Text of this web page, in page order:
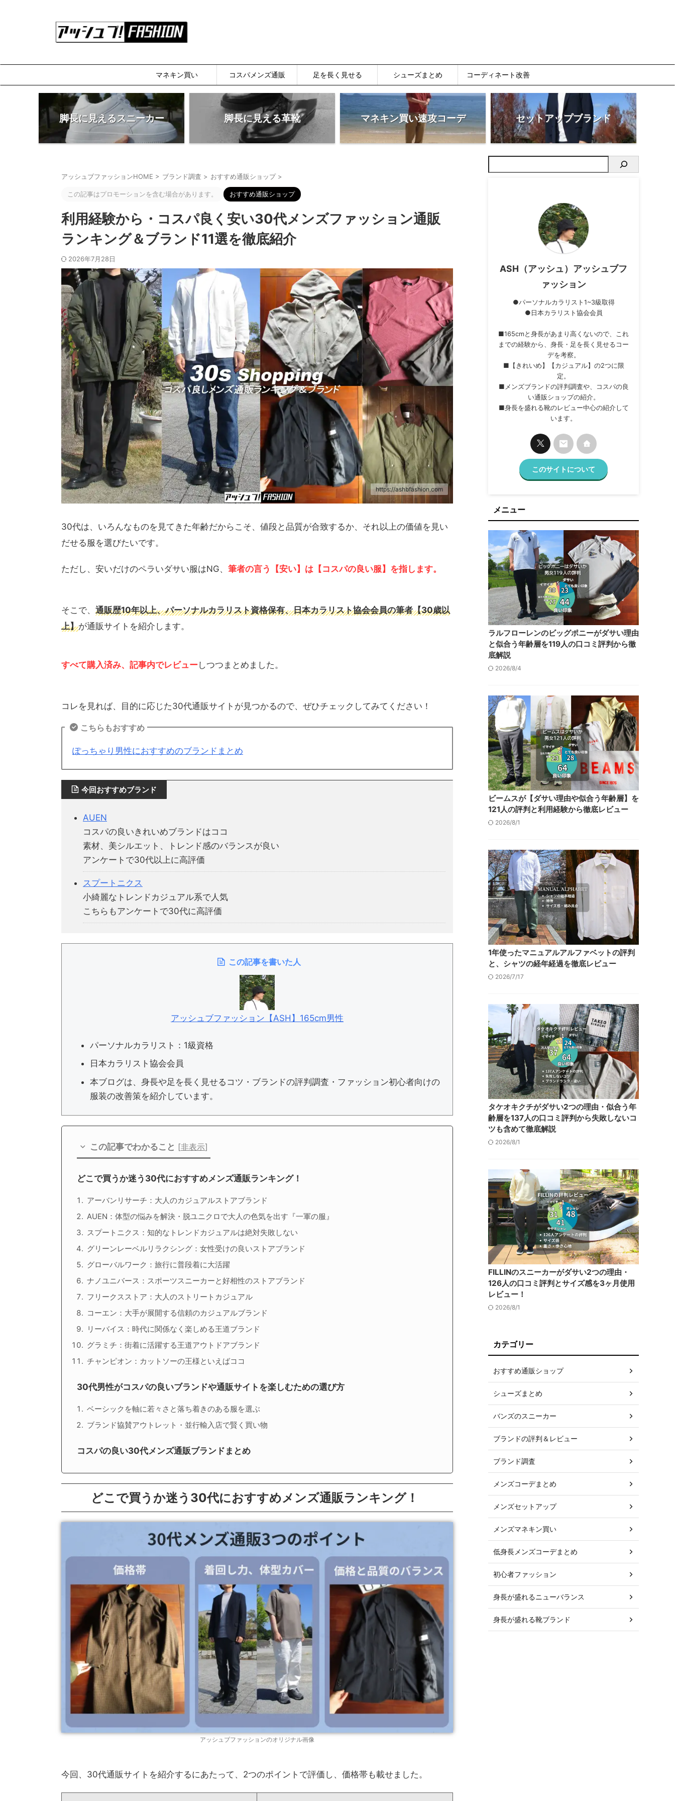
マネキン買い コスパメンズ通販 足を長く見せる シューズまとめ コーディネート改善
脚長に見えるスニーカー 脚長に見える革靴 マネキン買い速攻コーデ セットアップブランド
アッシュブファッションHOME > ブランド調査 > おすすめ通販ショップ >
この記事はプロモーションを含む場合があります。 おすすめ通販ショップ
利用経験から・コスパ良く安い30代メンズファッション通販
ランキング＆ブランド11選を徹底紹介
2026年7月28日
https://ashbfashion.com
30代は、いろんなものを見てきた年齢だからこそ、値段と品質が合致するか、それ以上の価値を見い
だせる服を選びたいです。
ただし、安いだけのペラいダサい服はNG、 筆者の言う【安い】は【コスパの良い服】を指します。
そこで、 通販歴10年以上、パーソナルカラリスト資格保有、日本カラリスト協会会員の筆者【30歳以
上】が通販サイトを紹介します。
すべて購入済み、記事内でレビューしつつまとめました。
コレを見れば、目的に応じた30代通販サイトが見つかるので、ぜひチェックしてみてください！
こちらもおすすめ
ぽっちゃり男性におすすめのブランドまとめ
今回おすすめブランド
AUEN
コスパの良いきれいめブランドはココ
素材、美シルエット、トレンド感のバランスが良い
アンケートで30代以上に高評価
スプートニクス
小綺麗なトレンドカジュアル系で人気
こちらもアンケートで30代に高評価
この記事を書いた人
アッシュブファッション【ASH】165cm男性
パーソナルカラリスト：1級資格
日本カラリスト協会会員
本ブログは、身長や足を長く見せるコツ・ブランドの評判調査・ファッション初心者向けの
服装の改善策を紹介しています。
この記事でわかること [非表示]
どこで買うか迷う30代におすすめメンズ通販ランキング！
アーバンリサーチ：大人のカジュアルストアブランド
AUEN：体型の悩みを解決・脱ユニクロで大人の色気を出す『一軍の服』
スプートニクス：知的なトレンドカジュアルは絶対失敗しない
グリーンレーベルリラクシング：女性受けの良いストアブランド
グローバルワーク：旅行に普段着に大活躍
ナノユニバース：スポーツスニーカーと好相性のストアブランド
フリークスストア：大人のストリートカジュアル
コーエン：大手が展開する信頼のカジュアルブランド
リーバイス：時代に関係なく楽しめる王道ブランド
グラミチ：街着に活躍する王道アウトドアブランド
チャンピオン：カットソーの王様といえばココ
30代男性がコスパの良いブランドや通販サイトを楽しむための選び方
ベーシックを軸に若々さと落ち着きのある服を選ぶ
ブランド協賛アウトレット・並行輸入店で賢く買い物
コスパの良い30代メンズ通販ブランドまとめ
どこで買うか迷う30代におすすめメンズ通販ランキング！
アッシュブファッションのオリジナル画像
今回、30代通販サイトを紹介するにあたって、2つのポイントで評価し、価格帯も載せました。
ASH（アッシュ）アッシュブフ
ァッション
●パーソナルカラリスト1~3級取得
●日本カラリスト協会会員
■165cmと身長があまり高くないので、これ
までの経験から、身長・足を長く見せるコー
デを考察。
■【きれいめ】【カジュアル】の2つに限
定。
■メンズブランドの評判調査や、コスパの良
い通販ショップの紹介。
■身長を盛れる靴のレビュー中心の紹介して
います。
このサイトについて
メニュー
ラルフローレンのビッグポニーがダサい理由
と似合う年齢層を119人の口コミ評判から徹
底解説
2026/8/4
ビームスが【ダサい理由や似合う年齢層】を
121人の評判と利用経験から徹底レビュー
2026/8/1
1年使ったマニュアルアルファベットの評判
と、シャツの経年経過を徹底レビュー
2026/7/17
タケオキクチがダサい2つの理由・似合う年
齢層を137人の口コミ評判から失敗しないコ
ツも含めて徹底解説
2026/8/1
FILLINのスニーカーがダサい2つの理由・
126人の口コミ評判とサイズ感を3ヶ月使用
レビュー！
2026/8/1
カテゴリー
おすすめ通販ショップ
シューズまとめ
バンズのスニーカー
ブランドの評判＆レビュー
ブランド調査
メンズコーデまとめ
メンズセットアップ
メンズマネキン買い
低身長メンズコーデまとめ
初心者ファッション
身長が盛れるニューバランス
身長が盛れる靴ブランド